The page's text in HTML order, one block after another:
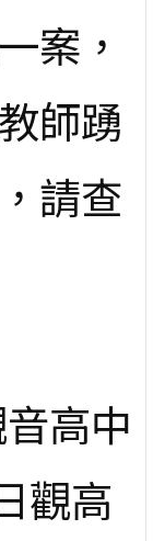
案，
師踴
請查
高中
觀高